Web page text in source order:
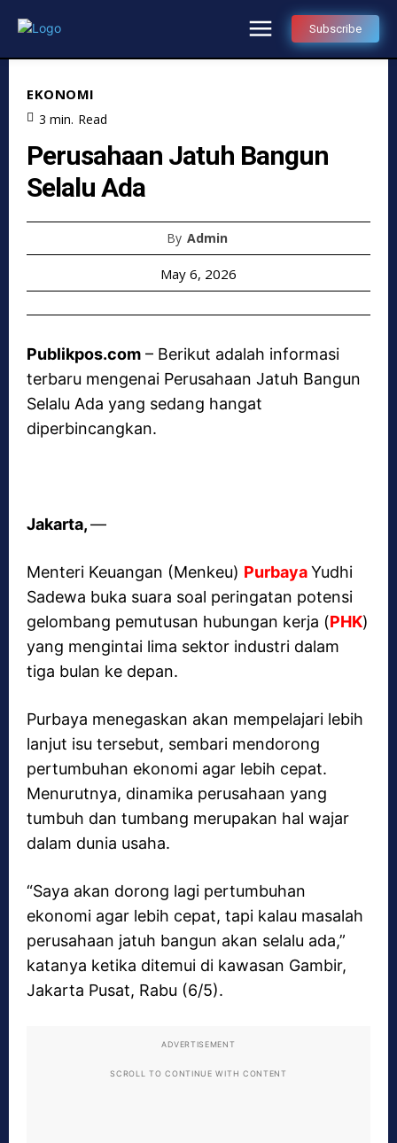
Subscribe
EKONOMI
3 min. Read
Perusahaan Jatuh Bangun
Selalu Ada
By Admin
May 6, 2026
Publikpos.com – Berikut adalah informasi
terbaru mengenai Perusahaan Jatuh Bangun
Selalu Ada yang sedang hangat
diperbincangkan.
Jakarta,—
Menteri Keuangan (Menkeu) PurbayaYudhi
Sadewa buka suara soal peringatan potensi
gelombang pemutusan hubungan kerja (PHK)
yang mengintai lima sektor industri dalam
tiga bulan ke depan.
Purbaya menegaskan akan mempelajari lebih
lanjut isu tersebut, sembari mendorong
pertumbuhan ekonomi agar lebih cepat.
Menurutnya, dinamika perusahaan yang
tumbuh dan tumbang merupakan hal wajar
dalam dunia usaha.
“Saya akan dorong lagi pertumbuhan
ekonomi agar lebih cepat, tapi kalau masalah
perusahaan jatuh bangun akan selalu ada,”
katanya ketika ditemui di kawasan Gambir,
Jakarta Pusat, Rabu (6/5).
ADVERTISEMENT
SCROLL TO CONTINUE WITH CONTENT